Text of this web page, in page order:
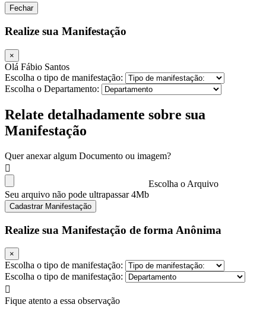
Fechar
Realize sua Manifestação
×
Olá Fábio Santos
Escolha o tipo de manifestação:
Escolha o Departamento:
Relate detalhadamente sobre sua
Manifestação
Quer anexar algum Documento ou imagem?
Escolha o Arquivo
Seu arquivo não pode ultrapassar 4Mb
Cadastrar Manifestação
Realize sua Manifestação de forma Anônima
×
Escolha o tipo de manifestação:
Escolha o tipo de manifestação:
Fique atento a essa observação